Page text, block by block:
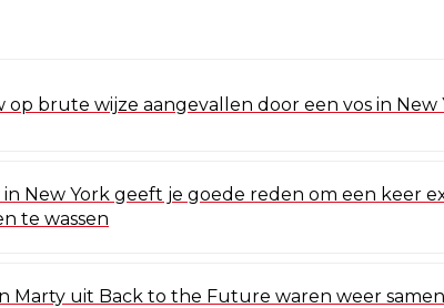
op brute wijze aangevallen door een vos in New
in New York geeft je goede reden om een keer
te wassen
Marty uit Back to the Future waren weer